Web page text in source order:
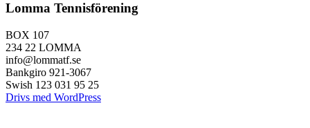
Lomma Tennisförening
BOX 107
234 22 LOMMA
info@lommatf.se
Bankgiro 921-3067
Swish 123 031 95 25
Drivs med WordPress